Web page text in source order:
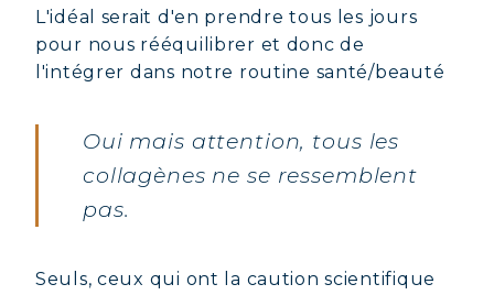
L'idéal serait d'en prendre tous les jours
pour nous rééquilibrer et donc de
l'intégrer dans notre routine santé/beauté
Oui mais attention, tous les
collagènes ne se ressemblent
pas.
Seuls, ceux qui ont la caution scientifique